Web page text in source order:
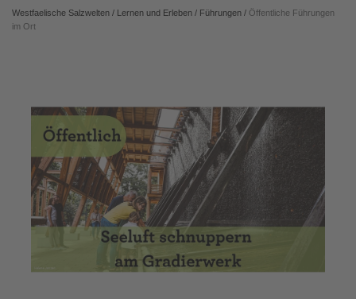
Westfaelische Salzwelten / Lernen und Erleben / Führungen / Öffentliche Führungen
im Ort